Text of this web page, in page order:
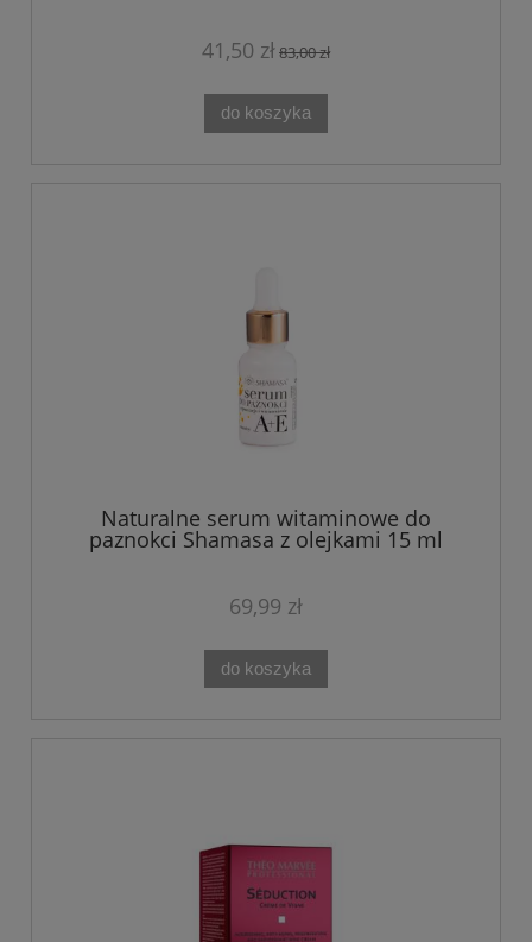
41,50 zł83,00 zł
do koszyka
Naturalne serum witaminowe do
paznokci Shamasa z olejkami 15 ml
69,99 zł
do koszyka